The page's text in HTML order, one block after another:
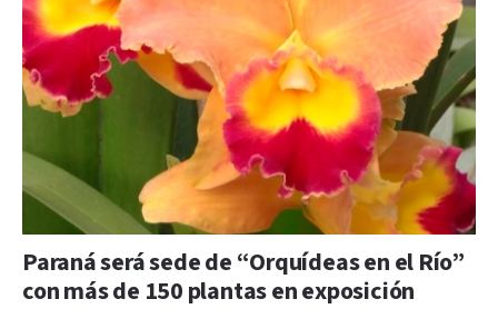
Paraná será sede de “Orquídeas en el Río”
con más de 150 plantas en exposición